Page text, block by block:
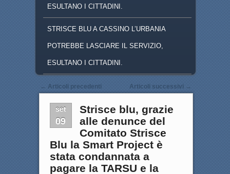
ESULTANO I CITTADINI.
STRISCE BLU A CASSINO L’URBANIA
POTREBBE LASCIARE IL SERVIZIO,
ESULTANO I CITTADINI.
Navigazione articoli
← Articoli precedenti Articoli successivi →
set
09
Strisce blu, grazie
alle denunce del
Comitato Strisce
Blu la Smart Project è
stata condannata a
pagare la TARSU e la